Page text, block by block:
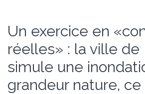
Un exercice en
réelles» : la ville de
simule une
grandeur nature, ce